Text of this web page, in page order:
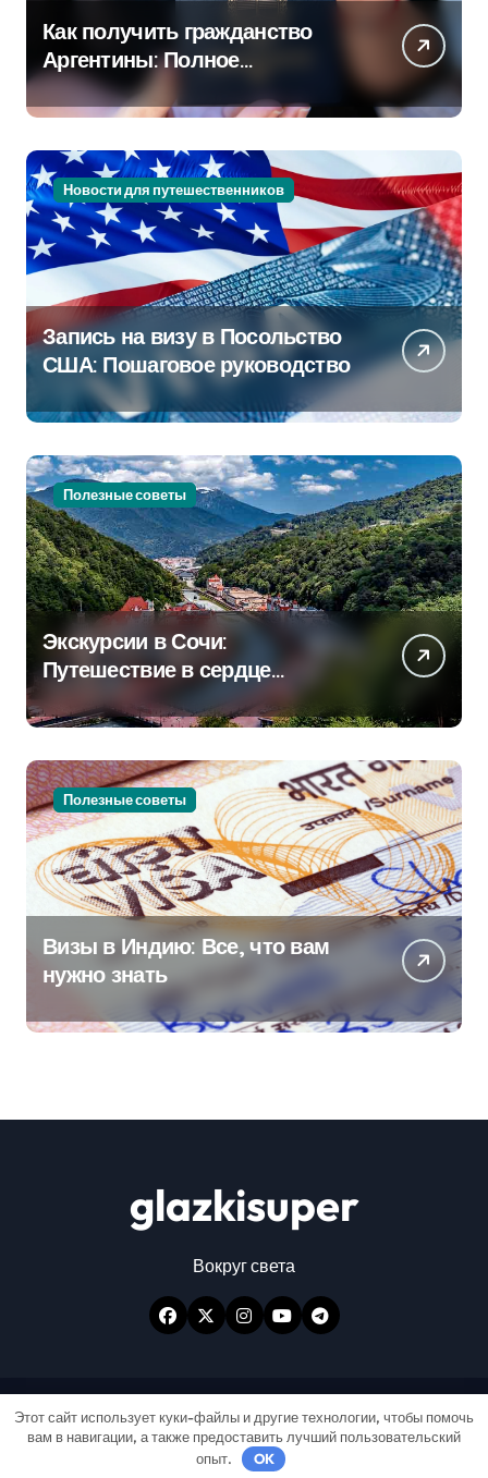
Как получить гражданство
Аргентины: Полное
руководство
Новости для путешественников
Запись на визу в Посольство
США: Пошаговое руководство
Полезные советы
Экскурсии в Сочи:
Путешествие в сердце
Черноморского курорта
Полезные советы
Визы в Индию: Все, что вам
нужно знать
glazkisuper
Вокруг света
Авторские права © Все права защищены|
NewspaperupотThemeansar.
Этот сайт использует куки-файлы и другие технологии, чтобы помочь
вам в навигации, а также предоставить лучший пользовательский
опыт.
OK